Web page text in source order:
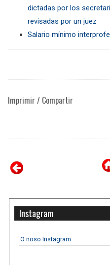
dictadas por los
revisadas por un juez
Salario mínimo
Imprimir / Compartir
Instagram
O noso Instagram